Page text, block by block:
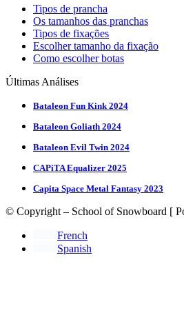
Tipos de prancha
Os tamanhos das pranchas
Tipos de fixações
Escolher tamanho da fixação
Como escolher botas
Últimas Análises
Bataleon Fun Kink 2024
Bataleon Goliath 2024
Bataleon Evil Twin 2024
CAPiTA Equalizer 2025
Capita Space Metal Fantasy 2023
© Copyright – School of Snowboard [
French
Spanish